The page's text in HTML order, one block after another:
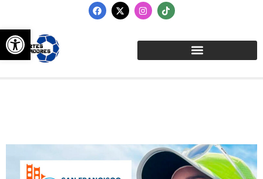
Abrir barra de herramientas